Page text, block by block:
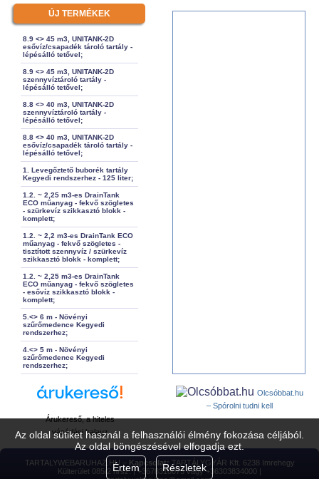
Az oldal sütiket használ a felhasználói élmény fokozása céljából.
Az oldal böngészésével elfogadja ezt.
Értem
Részletek
ÚJ TERMÉKEK
8.9 <> 45 m3, UNITANK-2D
esővíz/csapadék tároló tartály -
lépésálló tetővel;
8.9 <> 45 m3, UNITANK-2D
szennyvíztároló tartály -
lépésálló tetővel;
8.8 <> 40 m3, UNITANK-2D
szennyvíztároló tartály -
lépésálló tetővel;
8.8 <> 40 m3, UNITANK-2D
esővíz/csapadék tároló tartály -
lépésálló tetővel;
1. Levegőztető buborék tartály
Kegyedi rendszerhez - 125 liter;
1.2. ~ 2,25 m3-es DrainTank
ECO műanyag - fekvő szögletes
- szürkevíz szikkasztó blokk -
komplett;
1.2. ~ 2,2 m3-es DrainTank ECO
műanyag - fekvő szögletes -
tisztított szennyvíz / szürkevíz
szikkasztó blokk - komplett;
1.2. ~ 2,25 m3-es DrainTank
ECO műanyag - fekvő szögletes
- esővíz szikkasztó blokk -
komplett;
5.<> 6 m - Növényi
szűrőmedence Kegyedi
rendszerhez;
4.<> 5 m - Növényi
szűrőmedence Kegyedi
rendszerhez;
Árukereső, a hiteles
vásárlási kalauz
Olcsóbbat.hu
– Spórolni tudni kell
TARTALYWEBARUHAZ.HU – Kapcsolat: TARTÁLYGYÁR Kft. 6238 Imrehegy
Külterület 085/2 hrsz. | +3678310073 vagy +36303834000 |